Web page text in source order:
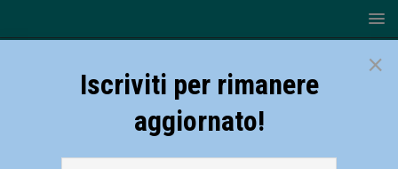
×
Iscriviti per rimanere
aggiornato!